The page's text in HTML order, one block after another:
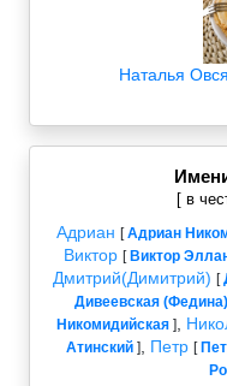
Наталья
[ в
Адриан [Адриан
Виктор [Виктор
Дмитрий(Димитрий) [
Дивеевская (Федина)
Никомидийская ]
Атинский], Петр [